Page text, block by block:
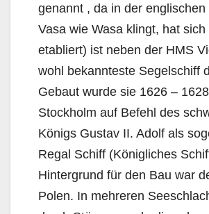
genannt , da in der englischen
Vasa wie Wasa klingt, hat sich
etabliert) ist neben der HMS
wohl bekannteste Segelschiff
Gebaut wurde sie 1626 –
Stockholm auf Befehl des
Königs Gustav II. Adolf als
Regal Schiff (Königliches
Hintergrund für den Bau war
Polen. In mehreren